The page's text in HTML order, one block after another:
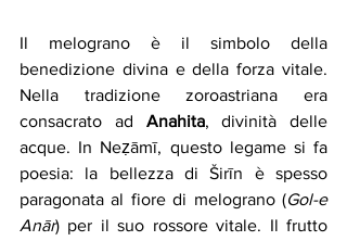
Il melograno è il simbolo della
benedizione divina e della forza vitale.
Nella tradizione zoroastriana era
consacrato ad Anahita, divinità delle
acque. In Neẓāmī, questo legame si fa
poesia: la bellezza di Širīn è spesso
paragonata al fiore di melograno (Gol-e
Anār) per il suo rossore vitale. Il frutto